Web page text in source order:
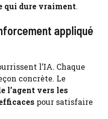
qui dure vraiment.
appliqué
l’IA. Chaque
concrète. Le
l’agent vers les
pour satisfaire